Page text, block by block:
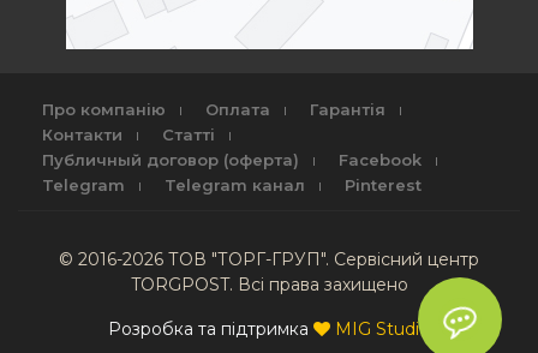
Про компанію Оплата
Гарантія
Контакти
Статті
Публичный договор (оферта)
Facebook
Telegram
Telegram канал Pinterest
© 2016-2026 ТОВ "ТОРГ-ГРУП". Сервісний центр
TORGPOST. Всі права захищено
Розробка та підтримка MIG Studio